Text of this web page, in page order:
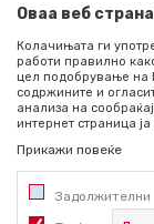
комплетни и без
секој момент.
проверите со
©2026 literatura.mk
задржани.
Оваа веб
Колачињата ги
работи правилно
цел подобрување на
содржините и
анализа на
интернет страница
Прикажи повеќе
Задолжителни